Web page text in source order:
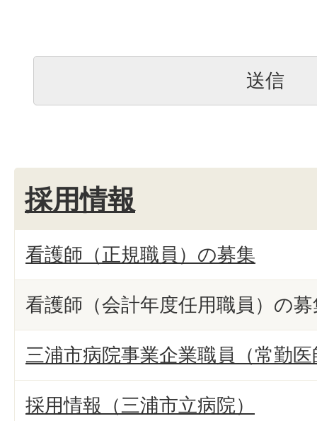
採用情報
看護師（正規職員）の募集
看護師（会計年度任用職員）の
三浦市病院事業企業職員（常勤
採用情報（三浦市立病院）